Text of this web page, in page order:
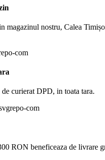
magazinul nostru, Calea
curierat DPD, in toata tara.
RON beneficeaza de livrare